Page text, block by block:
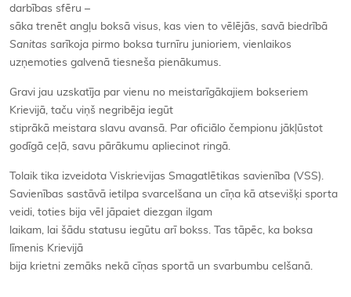
darbības sfēru –
sāka trenēt angļu boksā visus, kas vien to vēlējās, savā biedrībā
Sanitas sarīkoja pirmo boksa turnīru junioriem, vienlaikos
uzņemoties galvenā tiesneša pienākumus.
Gravi jau uzskatīja par vienu no meistarīgākajiem bokseriem
Krievijā, taču viņš negribēja iegūt
stiprākā meistara slavu avansā. Par oficiālo čempionu jākļūstot
godīgā ceļā, savu pārākumu apliecinot ringā.
Tolaik tika izveidota Viskrievijas Smagatlētikas savienība (VSS).
Savienības sastāvā ietilpa svarcelšana un cīņa kā atsevišķi sporta
veidi, toties bija vēl jāpaiet diezgan ilgam
laikam, lai šādu statusu iegūtu arī bokss. Tas tāpēc, ka boksa
līmenis Krievijā
bija krietni zemāks nekā cīņas sportā un svarbumbu celšanā.